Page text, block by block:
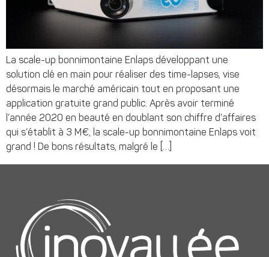
La scale-up bonnimontaine Enlaps développant une
solution clé en main pour réaliser des time-lapses, vise
désormais le marché américain tout en proposant une
application gratuite grand public. Après avoir terminé
l’année 2020 en beauté en doublant son chiffre d’affaires
qui s’établit à 3 M€, la scale-up bonnimontaine Enlaps voit
grand ! De bons résultats, malgré le […]